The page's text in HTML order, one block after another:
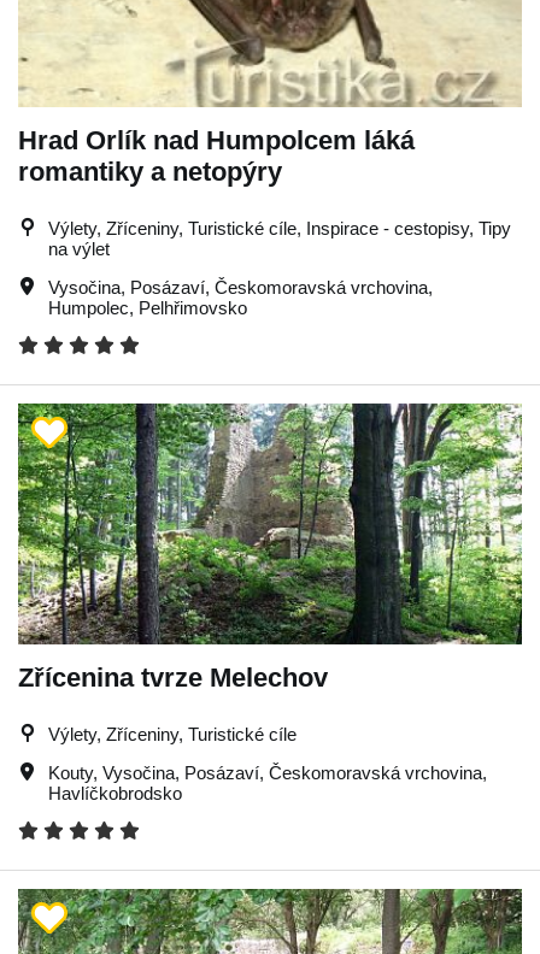
Hrad Orlík nad Humpolcem láká
romantiky a netopýry
Výlety, Zříceniny, Turistické cíle, Inspirace - cestopisy, Tipy
na výlet
Vysočina, Posázaví, Českomoravská vrchovina,
Humpolec, Pelhřimovsko
Zřícenina tvrze Melechov
Výlety, Zříceniny, Turistické cíle
Kouty, Vysočina, Posázaví, Českomoravská vrchovina,
Havlíčkobrodsko